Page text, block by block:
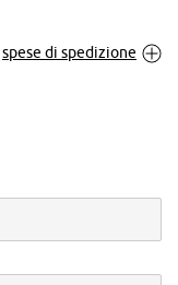
ingrandire
spese di spedizione